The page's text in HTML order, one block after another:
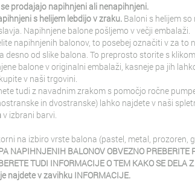
prodajajo napihnjeni ali nenapihnjeni.
s helijem lebdijo v zraku. Baloni s helijem
Napihnjene balone pošljemo v večji embalaži.
napihnjenih balonov, to posebej označiti v za to
desno od slike balona. To preprosto storite s
balone v originalni embalaži, kasneje pa jih
v naši trgovini.
tudi z navadnim zrakom s pomočjo ročne
in dvostranske) lahko najdete v naši
v izbrani barvi.
na izbiro vrste balona (pastel, metal, prozoren,
NAPIHNJENIH BALONOV OBVEZNO PREBERITE
TUDI INFORMACIJE O TEM KAKO SE DELA
najdete v zavihku INFORMACIJE.